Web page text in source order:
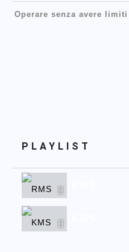
Operare senza avere
PLAYLIST